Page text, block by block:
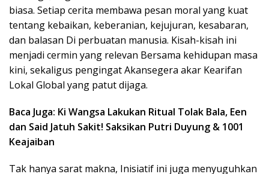
biasa. Setiap cerita membawa pesan moral yang kuat
tentang kebaikan, keberanian, kejujuran, kesabaran,
dan balasan Di perbuatan manusia. Kisah-kisah ini
menjadi cermin yang relevan Bersama kehidupan masa
kini, sekaligus pengingat Akansegera akar Kearifan
Lokal Global yang patut dijaga.
Baca Juga: Ki Wangsa Lakukan Ritual Tolak Bala, Een
dan Said Jatuh Sakit! Saksikan Putri Duyung & 1001
Keajaiban
Tak hanya sarat makna, Inisiatif ini juga menyuguhkan